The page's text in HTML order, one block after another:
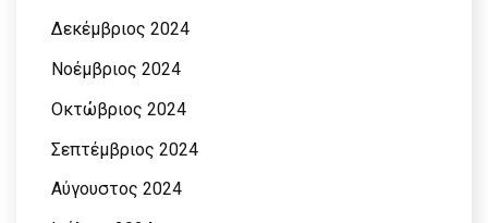
Δεκέμβριος 2024
Νοέμβριος 2024
Οκτώβριος 2024
Σεπτέμβριος 2024
Αύγουστος 2024